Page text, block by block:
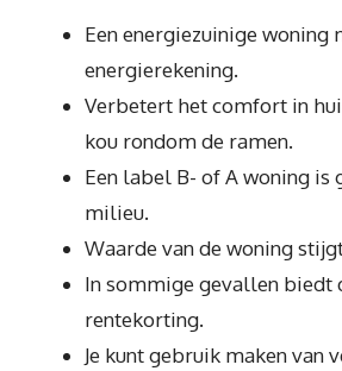
Een energiezuinige woning
energierekening.
Verbetert het comfort in
kou rondom de ramen.
Een label B- of A woning is
milieu.
Waarde van de woning
In sommige gevallen biedt
rentekorting.
Je kunt gebruik maken van